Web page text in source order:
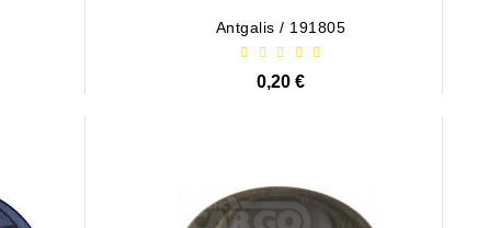
Antgalis / 191805
0,20 €